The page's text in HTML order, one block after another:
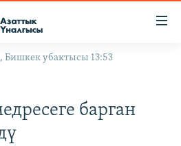
Бишкек убактысы 13:53
барган